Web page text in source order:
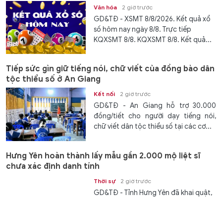
Văn hóa 2 giờ trước
GD&TĐ - XSMT 8/8/2026. Kết quả xổ
số hôm nay ngày 8/8. Trực tiếp
KQXSMT 8/8. KQXSMT 8/8. Kết quả...
Tiếp sức gìn giữ tiếng nói, chữ viết của đồng bào dân
tộc thiểu số ở An Giang
Kết nối 2 giờ trước
GD&TĐ - An Giang hỗ trợ 30.000
đồng/tiết cho người dạy tiếng nói,
chữ viết dân tộc thiểu số tại các cơ...
Hưng Yên hoàn thành lấy mẫu gần 2.000 mộ liệt sĩ
chưa xác định danh tính
Thời sự 2 giờ trước
GD&TĐ - Tỉnh Hưng Yên đã khai quật,